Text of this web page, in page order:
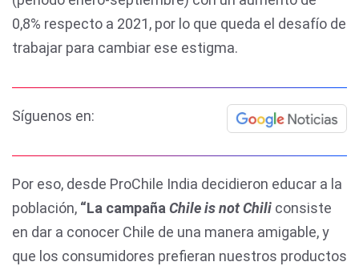
0,8% respecto a 2021, por lo que queda el desafío de
trabajar para cambiar ese estigma.
Síguenos en:
Por eso, desde ProChile India decidieron educar a la
población, “La campañaChile is not Chili consiste
en dar a conocer Chile de una manera amigable, y
que los consumidores prefieran nuestros productos